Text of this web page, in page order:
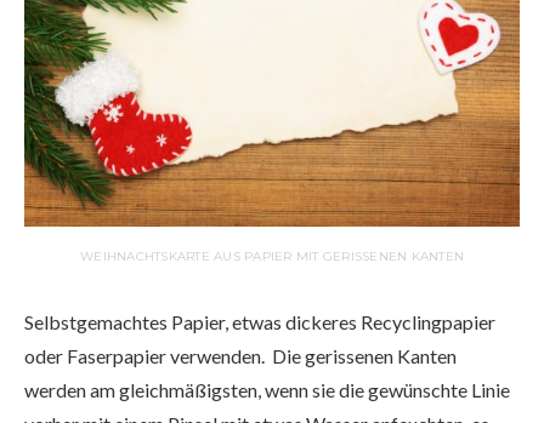
WEIHNACHTSKARTE AUS PAPIER MIT GERISSENEN KANTEN
Selbstgemachtes Papier, etwas dickeres Recyclingpapier
oder Faserpapier verwenden. Die gerissenen Kanten
werden am gleichmäßigsten, wenn sie die gewünschte Linie